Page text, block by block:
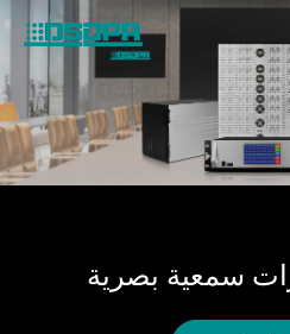
سمعية بصرية